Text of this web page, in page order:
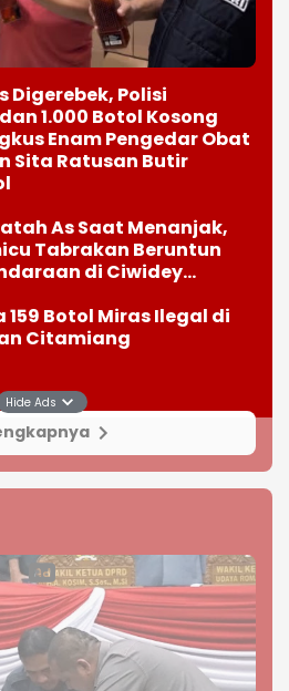
Digerebek, Polisi
1.000 Botol Kosong
Enam Pengedar Obat
Sita Ratusan Butir
As Saat Menanjak,
Tabrakan Beruntun
159 Botol Miras Ilegal di
Citamiang
Hide Ads